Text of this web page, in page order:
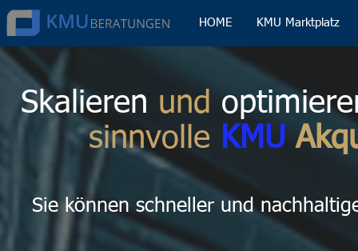
HOME KMU Marktplatz
Skalieren und
sinnvolle KMU
Sie können schneller und